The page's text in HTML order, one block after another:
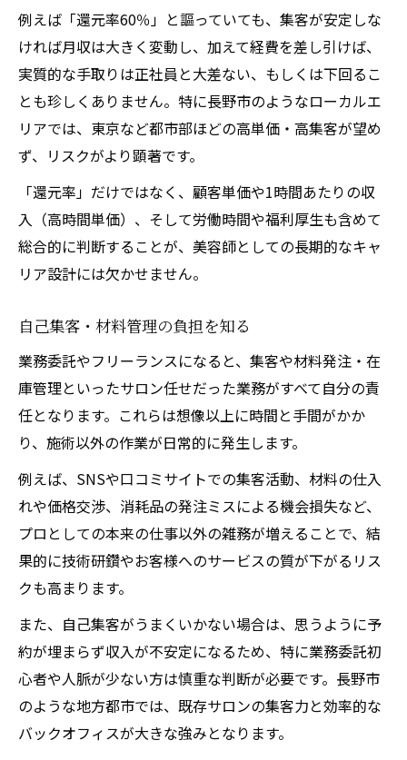
例えば「還元率60％」と謳っていても、集客が安定しな
ければ月収は大きく変動し、加えて経費を差し引けば、
実質的な手取りは正社員と大差ない、もしくは下回るこ
とも珍しくありません。特に長野市のようなローカルエ
リアでは、東京など都市部ほどの高単価・高集客が望め
ず、リスクがより顕著です。
「還元率」だけではなく、顧客単価や1時間あたりの収
入（高時間単価）、そして労働時間や福利厚生も含めて
総合的に判断することが、美容師としての長期的なキャ
リア設計には欠かせません。
自己集客・材料管理の負担を知る
業務委託やフリーランスになると、集客や材料発注・在
庫管理といったサロン任せだった業務がすべて自分の責
任となります。これらは想像以上に時間と手間がかか
り、施術以外の作業が日常的に発生します。
例えば、SNSや口コミサイトでの集客活動、材料の仕入
れや価格交渉、消耗品の発注ミスによる機会損失など、
プロとしての本来の仕事以外の雑務が増えることで、結
果的に技術研鑽やお客様へのサービスの質が下がるリス
クも高まります。
また、自己集客がうまくいかない場合は、思うように予
約が埋まらず収入が不安定になるため、特に業務委託初
心者や人脈が少ない方は慎重な判断が必要です。長野市
のような地方都市では、既存サロンの集客力と効率的な
バックオフィスが大きな強みとなります。